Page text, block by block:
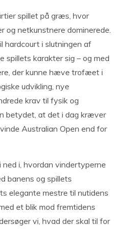
spillet på græs, hvor
og netkunstnere dominerede.
hardcourt i slutningen af
spillets karakter sig – og med
der kunne hæve trofæet i
udvikling, nye
krav til fysik og
betydet, at det i dag kræver
Australian Open end for
i, hvordan vindertyperne
banens og spillets
elegante mestre til nutidens
et blik mod fremtidens
vi, hvad der skal til for